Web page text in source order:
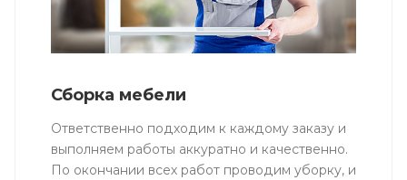
Сборка мебели
Ответственно подходим к каждому заказу и
выполняем работы аккуратно и качественно.
По окончании всех работ проводим уборку, и